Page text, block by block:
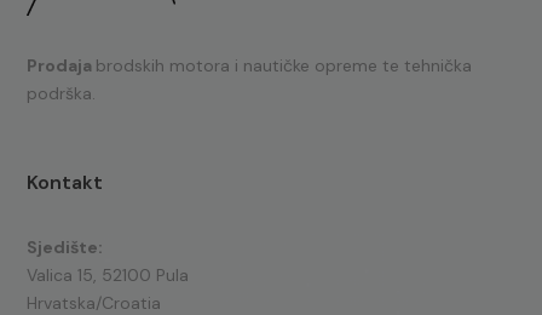
Prodaja brodskih motora i nautičke opreme te tehnička
podrška.
Kontakt
Sjedište:
Valica 15, 52100 Pula
Hrvatska/Croatia